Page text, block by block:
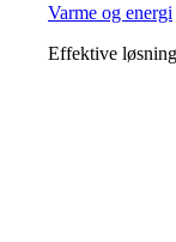
Varme og energi
Effektive